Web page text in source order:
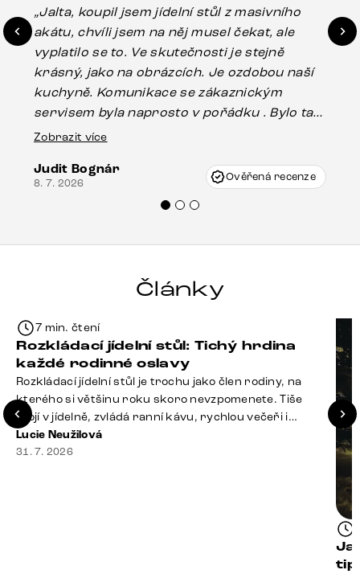
„Jalta, koupil jsem jídelní stůl z masivního
akátu, chvíli jsem na něj musel čekat, ale
vyplatilo se to. Ve skutečnosti je stejně
krásný, jako na obrázcích. Je ozdobou naší
kuchyně. Komunikace se zákaznickým
servisem byla naprosto v pořádku . Bylo tam
drobné poškození u nohy stolu, které mohlo
Vincze mi velmi korektně vyšli vstříc.
Doporučuji produkty Delife všem.“
Zobrazit více
Judit Bognár
8. 7. 2026 Ověřená recenze
Články
7 min. čtení
Rozkládací jídelní stůl: Tichý hrdina
každé rodinné oslavy
Rozkládací jídelní stůl je trochu jako člen rodiny, na
kterého si většinu roku skoro nevzpomenete. Tiše
stojí v jídelně, zvládá ranní kávu, rychlou večeři i
hromadu dopisů, které je potřeba „někdy vyřídit“. Pak
ale přijdou Vánoce, narozeniny nebo zpráva: „Stavíme
Lucie Neužilová
31. 7. 2026